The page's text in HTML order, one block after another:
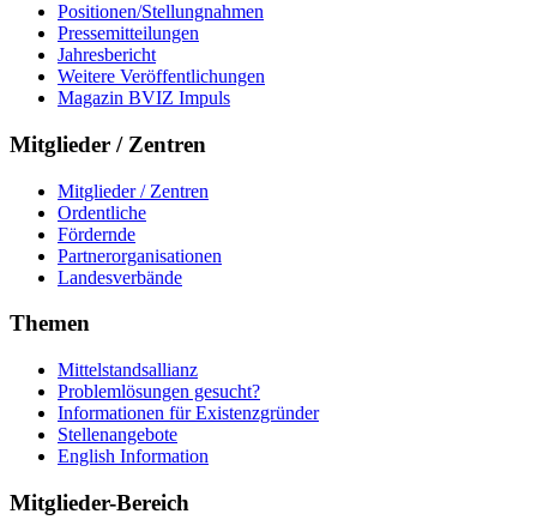
Positionen/Stellungnahmen
Pressemitteilungen
Jahresbericht
Weitere Veröffentlichungen
Magazin BVIZ Impuls
Mitglieder / Zentren
Mitglieder / Zentren
Ordentliche
Fördernde
Partnerorganisationen
Landesverbände
Themen
Mittelstandsallianz
Problemlösungen gesucht?
Informationen für Existenzgründer
Stellenangebote
English Information
Mitglieder-Bereich